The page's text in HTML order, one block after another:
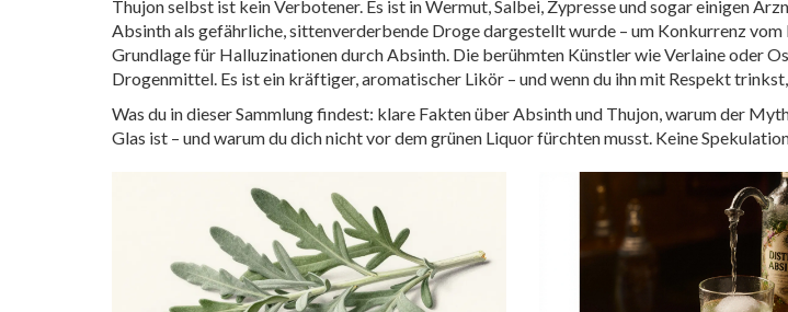
Thujon selbst ist kein Verbotener. Es ist in Wermut, Salbei, Zypresse und sogar einigen
Absinth als gefährliche, sittenverderbende Droge dargestellt wurde – um Konkurrenz
Grundlage für Halluzinationen durch Absinth. Die berühmten Künstler wie Verlaine oder
Drogenmittel. Es ist ein kräftiger, aromatischer Likör – und wenn du ihn mit Respekt
Was du in dieser Sammlung findest: klare Fakten über Absinth und Thujon, warum der
Glas ist – und warum du dich nicht vor dem grünen Liquor fürchten musst. Keine